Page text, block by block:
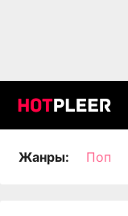
Жанры: Поп